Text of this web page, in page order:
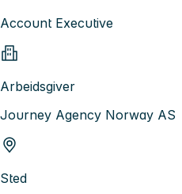
Account Executive
Arbeidsgiver
Journey Agency Norway AS
Sted